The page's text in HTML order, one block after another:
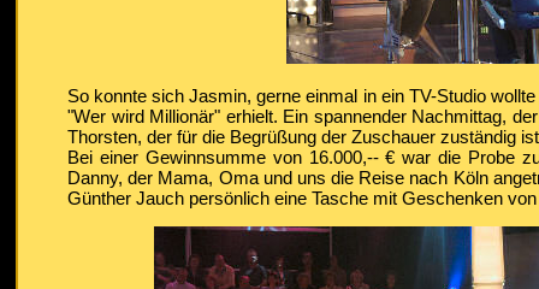
So konnte sich Jasmin, gerne einmal in ein TV-Studio
"Wer wird Millionär" erhielt. Ein spannender Nachmittag,
Thorsten, der für die Begrüßung der Zuschauer zuständig
Bei einer Gewinnsumme von 16.000,-- € war die Probe
Danny, der Mama, Oma und uns die Reise nach Köln
Günther Jauch persönlich eine Tasche mit Geschenken